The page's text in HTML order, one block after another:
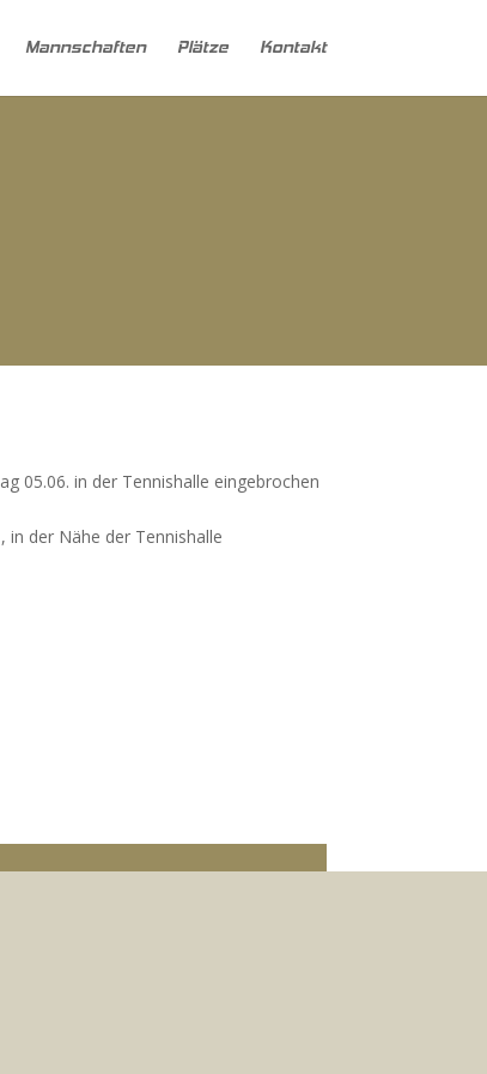
Mannschaften Plätze Kontakt
05.06. in der Tennishalle eingebrochen
in der Nähe der Tennishalle